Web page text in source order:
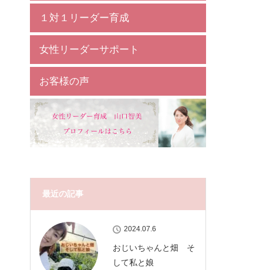
１対１リーダー育成
女性リーダーサポート
お客様の声
最近の記事
2024.07.6
おじいちゃんと畑 そ
して私と娘